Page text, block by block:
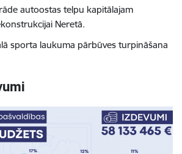
autoostas telpu kapitālajam
Neretā.
sporta laukuma pārbūves turpināšana